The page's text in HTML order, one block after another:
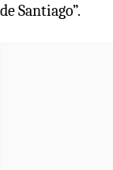
de Santiago”.